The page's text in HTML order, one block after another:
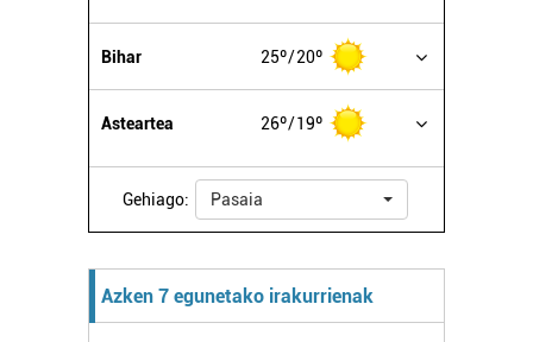
Bihar 25º 20º
Asteartea 26º 19º
Gehiago: Pasaia
Azken 7 egunetako irakurrienak